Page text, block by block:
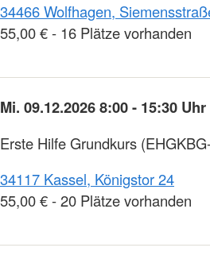
34466 Wolfhagen,
55,00 € - 16 Plätze vorhanden
Mi. 09.12.2026 8:00 - 15:30 Uhr
Erste Hilfe Grundkurs
34117 Kassel, Königstor 24
55,00 € - 20 Plätze vorhanden